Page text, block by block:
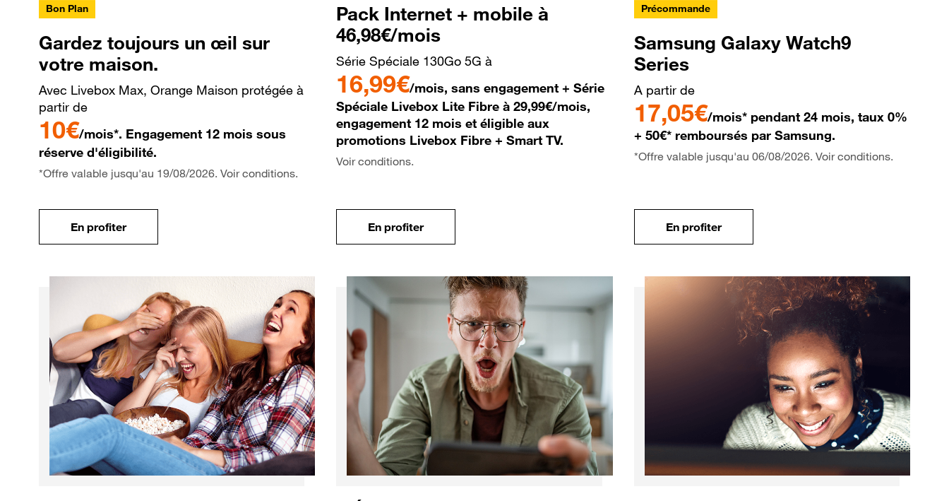
Bon Plan
Gardez toujours un œil sur
votre maison.
Avec Livebox Max, Orange Maison protégée à
partir de
10€/mois*. Engagement 12 mois sous
réserve d'éligibilité.
*Offre valable jusqu'au 19/08/2026. Voir conditions.
En profiter
Pack Internet + mobile à
46,98€/mois
Série Spéciale 130Go 5G à
16,99€/mois, sans engagement + Série
Spéciale Livebox Lite Fibre à 29,99€/mois,
engagement 12 mois et éligible aux
promotions Livebox Fibre + Smart TV.
Voir conditions.
En profiter
Précommande
Samsung Galaxy Watch9
Series
A partir de
17,05€/mois* pendant 24 mois, taux 0%
+ 50€* remboursés par Samsung.
*Offre valable jusqu'au 06/08/2026. Voir conditions.
En profiter